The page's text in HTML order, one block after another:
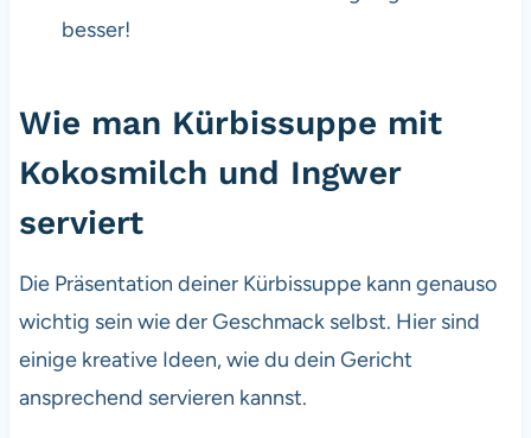
besser!
Wie man Kürbissuppe mit
Kokosmilch und Ingwer
serviert
Die Präsentation deiner Kürbissuppe kann genauso
wichtig sein wie der Geschmack selbst. Hier sind
einige kreative Ideen, wie du dein Gericht
ansprechend servieren kannst.